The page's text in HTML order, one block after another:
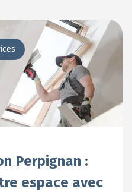
Perpignan :
espace avec